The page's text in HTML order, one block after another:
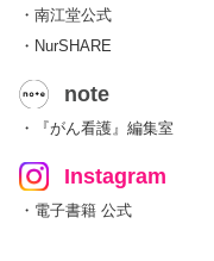
・南江堂公式
・NurSHARE
note
・『がん看護』編集室
Instagram
・電子書籍 公式